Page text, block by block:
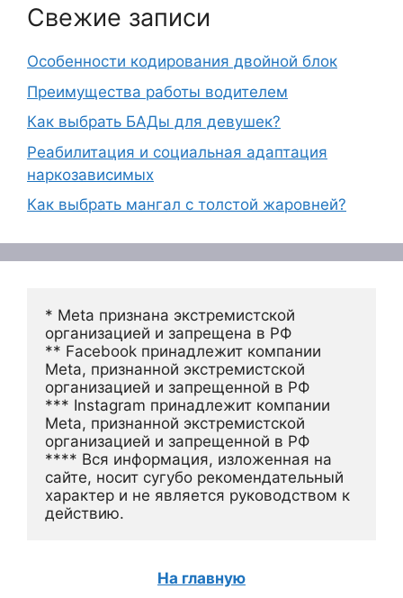
Свежие записи
Особенности кодирования двойной блок
Преимущества работы водителем
Как выбрать БАДы для девушек?
Реабилитация и социальная адаптация
наркозависимых
Как выбрать мангал с толстой жаровней?
* Meta признана экстремистской
организацией и запрещена в РФ
** Facebook принадлежит компании
Meta, признанной экстремистской
организацией и запрещенной в РФ
*** Instagram принадлежит компании
Meta, признанной экстремистской
организацией и запрещенной в РФ
**** Вся информация, изложенная на
сайте, носит сугубо рекомендательный
характер и не является руководством к
действию.
На главную